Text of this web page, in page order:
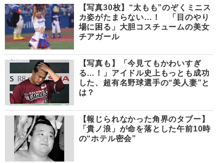
【写真30枚】“太もも”のぞくミニス
カ姿がたまらない…！ 「目のやり
場に困る」大胆コスチュームの美女
チアガール
【写真も】「今見てもかわいすぎ
る…！」アイドル史上もっとも成功
した、超有名野球選手の“美人妻”と
は？
【報じられなかった角界のタブー】
「貴ノ浪」が命を落とした午前10時
の“ホテル密会”